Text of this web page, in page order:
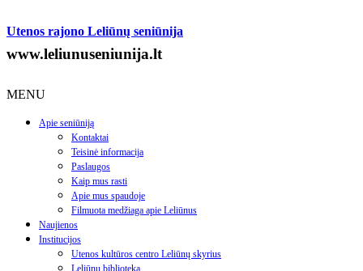
Utenos rajono Leliūnų seniūnija
www.leliunuseniunija.lt
MENU
Apie seniūniją
Kontaktai
Teisinė informacija
Paslaugos
Kaip mus rasti
Apie mus spaudoje
Filmuota medžiaga apie Leliūnus
Naujienos
Institucijos
Utenos kultūros centro Leliūnų skyrius